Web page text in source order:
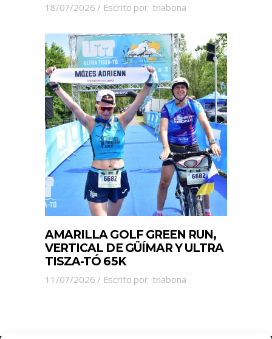
18/07/2026 Escrito por triabona
AMARILLA GOLF GREEN RUN,
VERTICAL DE GÜÍMAR Y ULTRA
TISZA-TÓ 65K
11/07/2026 Escrito por triabona